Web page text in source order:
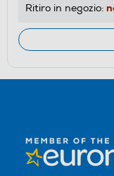
Ritiro in negozio: